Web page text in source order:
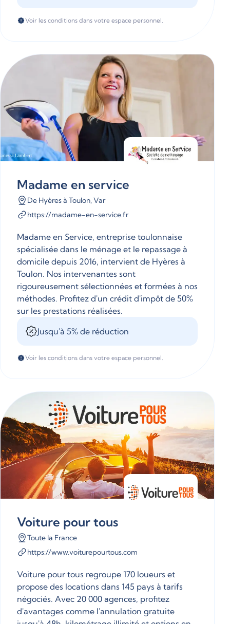
Voir les conditions dans votre espace personnel.
Madame en service
De Hyères à Toulon, Var
https://madame-en-service.fr
Madame en Service, entreprise toulonnaise
spécialisée dans le ménage et le repassage à
domicile depuis 2016, intervient de Hyères à
Toulon. Nos intervenantes sont
rigoureusement sélectionnées et formées à nos
méthodes. Profitez d'un crédit d'impôt de 50%
sur les prestations réalisées.
Jusqu'à 5% de réduction
Voir les conditions dans votre espace personnel.
Voiture pour tous
Toute la France
https://www.voiturepourtous.com
Voiture pour tous regroupe 170 loueurs et
propose des locations dans 145 pays à tarifs
négociés. Avec 20 000 agences, profitez
d'avantages comme l'annulation gratuite